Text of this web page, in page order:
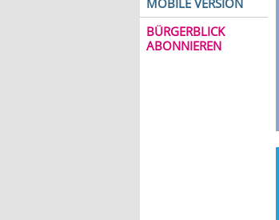
MOBILE VERSION
BÜRGERBLICK
ABONNIEREN